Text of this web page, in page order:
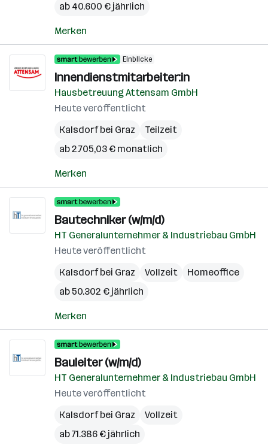
ab 40.600 € jährlich
Merken
Einblicke
Innendienstmitarbeiter:in
Hausbetreuung Attensam GmbH
Heute veröffentlicht
Kalsdorf bei Graz
Teilzeit
ab 2.705,03 € monatlich
Merken
Bautechniker (w/m/d)
HT Generalunternehmer & Industriebau GmbH
Heute veröffentlicht
Kalsdorf bei Graz
Vollzeit
Homeoffice
ab 50.302 € jährlich
Merken
Bauleiter (w/m/d)
HT Generalunternehmer & Industriebau GmbH
Heute veröffentlicht
Kalsdorf bei Graz
Vollzeit
ab 71.386 € jährlich